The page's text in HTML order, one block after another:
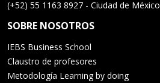
(+52) 55 1163 8927 - Ciudad de México
SOBRE NOSOTROS
IEBS Business School
Claustro de profesores
Metodología Learning by doing